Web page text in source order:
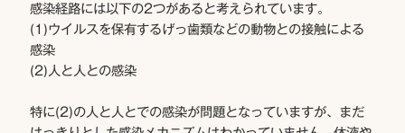
感染経路には以下の2つがあると考えられています。
(1)ウイルスを保有するげっ歯類などの動物との接触による
感染
(2)人と人との感染
特に(2)の人と人とでの感染が問題となっていますが、まだ